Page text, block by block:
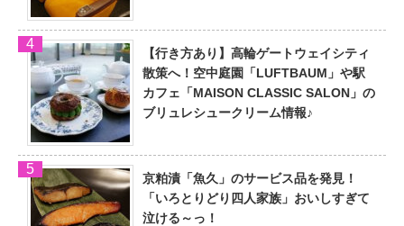
【行き方あり】高輪ゲートウェイシティ
散策へ！空中庭園「LUFTBAUM」や駅
カフェ「MAISON CLASSIC SALON」の
ブリュレシュークリーム情報♪
京粕漬「魚久」のサービス品を発見！
「いろとりどり四人家族」おいしすぎて
泣ける～っ！